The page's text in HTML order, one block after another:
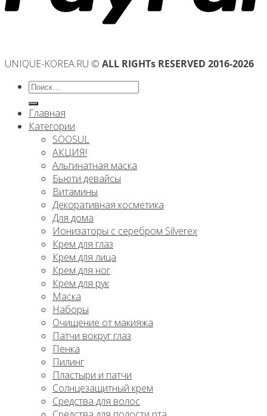
UNIQUE-KOREA.RU © ALL RIGHTs RESERVED 2016-2026
Искать:
Главная
Категории
SOOSUL
АКЦИЯ!
Альгинатная маска
Бьюти девайсы
Витамины
Декоративная косметика
Для дома
Ионизаторы с серебром Silverex
Крем для глаз
Крем для лица
Крем для ног
Крем для рук
Маска
Наборы
Очищение от макияжа
Патчи вокруг глаз
Пенка
Пилинг
Пластыри и патчи
Солнцезащитный крем
Средства для волос